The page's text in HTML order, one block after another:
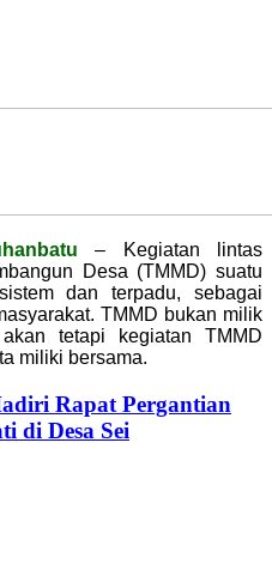
– Kegiatan lintas
Desa (TMMD) suatu
dan terpadu, sebagai
TMMD bukan milik
tetapi kegiatan TMMD
miliki bersama.
Rapat Pergantian
di Desa Sei